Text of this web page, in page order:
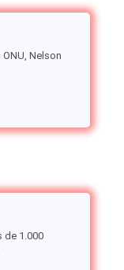
Nelson
de 1.000